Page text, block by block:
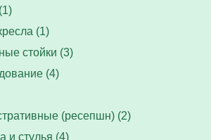
(1)
стойки (3)
(4)
(ресепшн) (2)
и стулья (4)